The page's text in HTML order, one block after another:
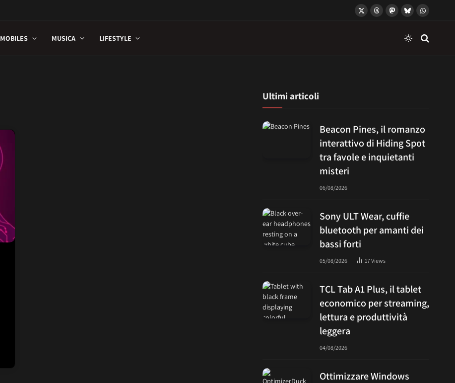
X
ThreadsMastodon
BlueskyWhatsApp
MOBILES MUSICA LIFESTYLE
Ultimi articoli
Beacon Pines, il romanzo
interattivo di Hiding Spot
tra favole e inquietanti
misteri
06/08/2026
Sony ULT Wear, cuffie
bluetooth per amanti dei
bassi forti
05/08/2026 17Views
TCL Tab A1 Plus, il tablet
economico per streaming,
lettura e produttività
leggera
04/08/2026
Ottimizzare Windows